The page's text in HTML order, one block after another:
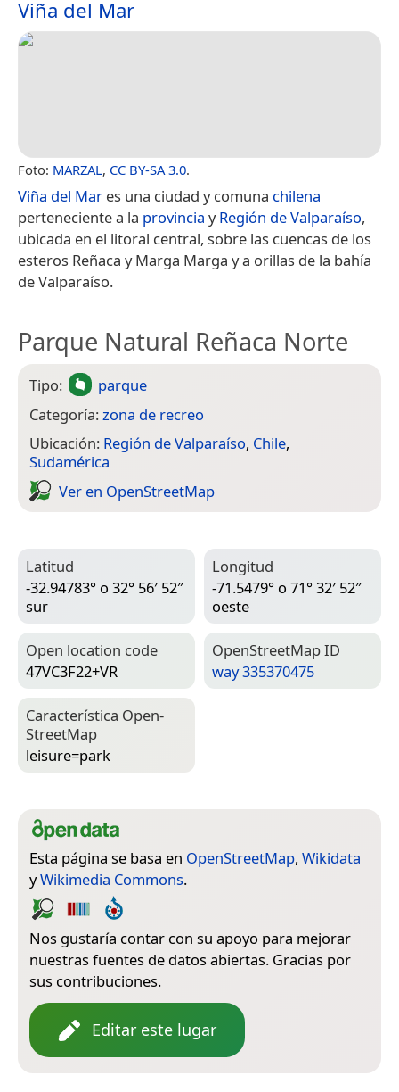
Viña del Mar
Foto: MARZAL, CC BY-SA 3.0.
Viña del Mar es una ciudad y comuna chilena
perteneciente a la provincia yRegión de Valparaíso,
ubicada en el litoral central, sobre las cuencas de los
esteros Reñaca y Marga Marga y a orillas de la bahía
de Valparaíso.
Parque Natural Reñaca Norte
Tipo:
parque
Categoría:zona de recreo
Ubicación: Región de Valparaíso, Chile,
Sudamérica
Ver en Open­Street­Map
Latitud
-32.94783° o 32° 56′ 52″
sur
Longitud
-71.5479° o 71° 32′ 52″
oeste
Open location code
47VC3F22+VR
Open­Street­Map ID
way 335370475
Característica Open­
Street­Map
leisure=­park
Esta página se basa en OpenStreetMap, Wikidata
yWikimedia Commons.
Nos gustaría contar con su apoyo para mejorar
nuestras fuentes de datos abiertas. Gracias por
sus contribuciones.
Editar este lugar